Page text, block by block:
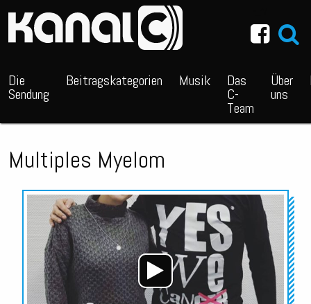
Die
Sendung
Beitragskategorien Musik Das
C-
Team
Über
uns
Multiples Myelom
Audio-
Player